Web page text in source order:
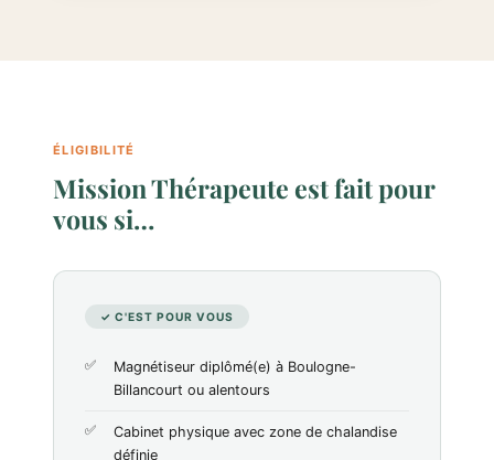
ÉLIGIBILITÉ
Mission Thérapeute est fait pour
vous si…
✓ C'EST POUR VOUS
Magnétiseur diplômé(e) à Boulogne-
Billancourt ou alentours
Cabinet physique avec zone de chalandise
définie